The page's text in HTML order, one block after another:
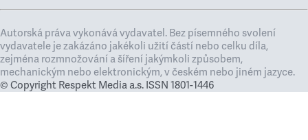
Autorská práva vykonává vydavatel. Bez písemného svolení
vydavatele je zakázáno jakékoli užití částí nebo celku díla,
zejména rozmnožování a šíření jakýmkoli způsobem,
mechanickým nebo elektronickým, v českém nebo jiném jazyce.
© Copyright Respekt Media a.s. ISSN 1801-1446